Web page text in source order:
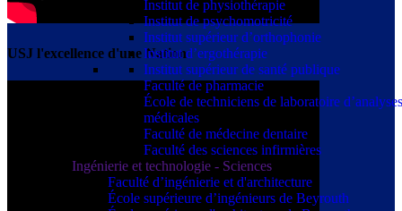
Institut de physiothérapie
Institut de psychomotricité
Institut supérieur d’orthophonie
Institut d’ergothérapie
Institut supérieur de santé publique
Faculté de pharmacie
École de techniciens de laboratoire d’analyses
médicales
Faculté de médecine dentaire
Faculté des sciences infirmières
Ingénierie et technologie - Sciences
Faculté d’ingénierie et d'architecture
École supérieure d’ingénieurs de Beyrouth
USJ l'excellence d'une Nation